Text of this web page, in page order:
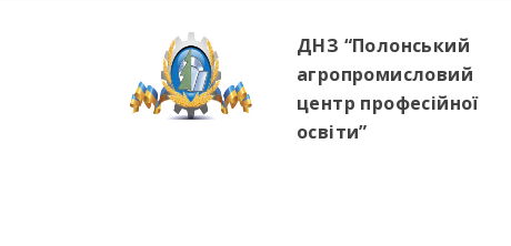
ДНЗ “Полонський
агропромисловий
центр професійної
освіти”